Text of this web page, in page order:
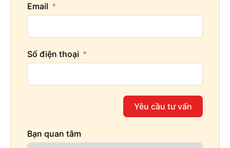
Email
Số điện thoại
Yêu cầu tư vấn
Bạn quan tâm